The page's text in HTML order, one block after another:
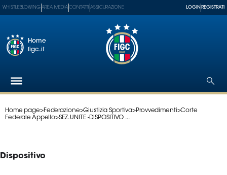
Federazione
Tecnici
WHISTLEBLOWING AREA MEDIA CONTATTI ASSICURAZIONE LOGIN REGISTRATI
Home
figc.it
Home page>Federazione>Giustizia Sportiva>Provvedimenti>Corte
Federale Appello>SEZ. UNITE -DISPOSITIVO ...
Dispositivo